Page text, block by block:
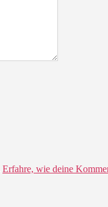
Erfahre, wie deine